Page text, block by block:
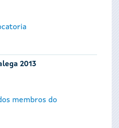
2013
membros do